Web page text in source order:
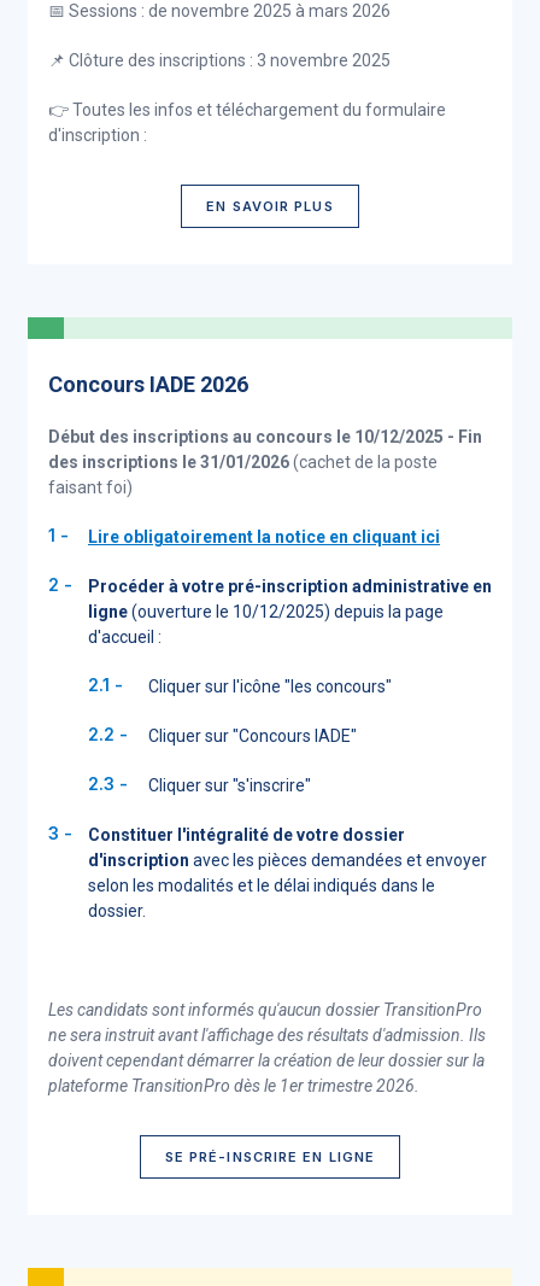
📅 Sessions : de novembre 2025 à mars 2026
📌 Clôture des inscriptions : 3 novembre 2025
👉 Toutes les infos et téléchargement du formulaire
d'inscription :
EN SAVOIR PLUS
Concours IADE 2026
Début des inscriptions au concours le 10/12/2025 - Fin
des inscriptions le 31/01/2026(cachet de la poste
faisant foi)
Lire obligatoirement la notice en cliquant ici
Procéder à votre pré-inscription administrative en
ligne(ouverture le 10/12/2025) depuis la page
d'accueil :
Cliquer sur l'icône "les concours"
Cliquer sur "Concours IADE"
Cliquer sur "s'inscrire"
Constituer l'intégralité de votre dossier
d'inscription avec les pièces demandées et envoyer
selon les modalités et le délai indiqués dans le
dossier.
Les candidats sont informés qu'aucun dossier TransitionPro
ne sera instruit avant l'affichage des résultats d'admission. Ils
doivent cependant démarrer la création de leur dossier sur la
plateforme TransitionPro dès le 1er trimestre 2026.
SE PRÉ-INSCRIRE EN LIGNE